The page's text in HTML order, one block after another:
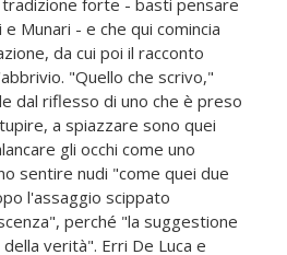
Munari - e che qui comincia
da cui poi il racconto
"Quello che scrivo,"
dal riflesso di uno che è preso
a spiazzare sono quei
gli occhi come uno
sentire nudi "come quei due
l'assaggio scippato
perché "la suggestione
verità". Erri De Luca e